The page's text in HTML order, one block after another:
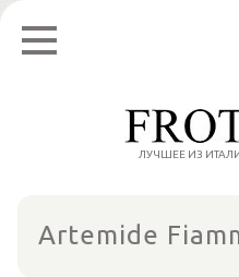
Skip
content
ЛУЧШЕЕ ИЗ
Artemide